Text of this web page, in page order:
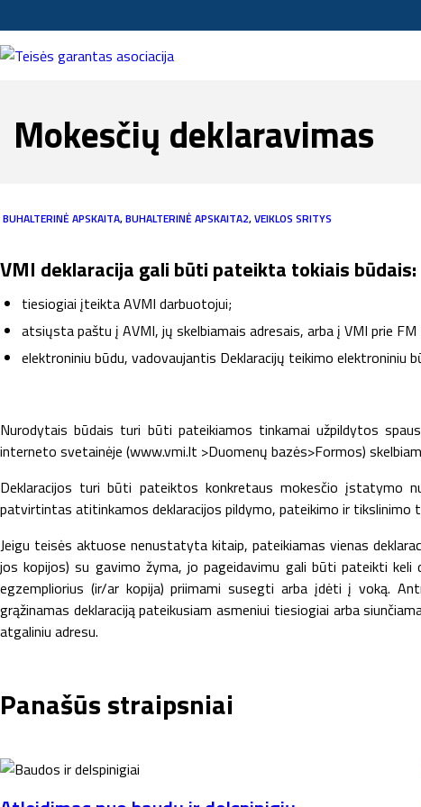
Mokesčių deklaravimas
BUHALTERINĖ APSKAITA,BUHALTERINĖ APSKAITA2,VEIKLOS SRITYS
VMI deklaracija gali būti pateikta tokiais būdais:
tiesiogiai įteikta AVMI darbuotojui;
atsiųsta paštu į AVMI, jų skelbiamais adresais, arba į VMI prie
elektroniniu būdu, vadovaujantis Deklaracijų teikimo elektroniniu
Nurodytais būdais turi būti pateikiamos tinkamai užpildytos
interneto svetainėje (www.vmi.lt >Duomenų bazės>Formos)
Deklaracijos turi būti pateiktos konkretaus mokesčio įstatymo
patvirtintas atitinkamos deklaracijos pildymo, pateikimo ir tikslinimo
Jeigu teisės aktuose nenustatyta kitaip, pateikiamas vienas
jos kopijos) su gavimo žyma, jo pageidavimu gali būti pateikti keli
egzempliorius (ir/ar kopija) priimami susegti arba įdėti į voką.
grąžinamas deklaraciją pateikusiam asmeniui tiesiogiai arba
atgaliniu adresu.
Panašūs straipsniai